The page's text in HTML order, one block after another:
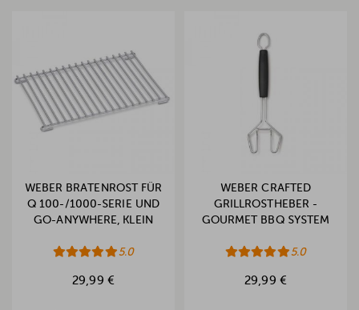
WEBER BRATENROST FÜR
Q 100-/1000-SERIE UND
GO-ANYWHERE, KLEIN
5.0
29,99 €
WEBER CRAFTED
GRILLROSTHEBER -
GOURMET BBQ SYSTEM
5.0
29,99 €